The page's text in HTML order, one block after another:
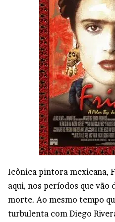
Icônica pintora mexicana,
aqui, nos períodos que vão
morte. Ao mesmo tempo
turbulenta com Diego